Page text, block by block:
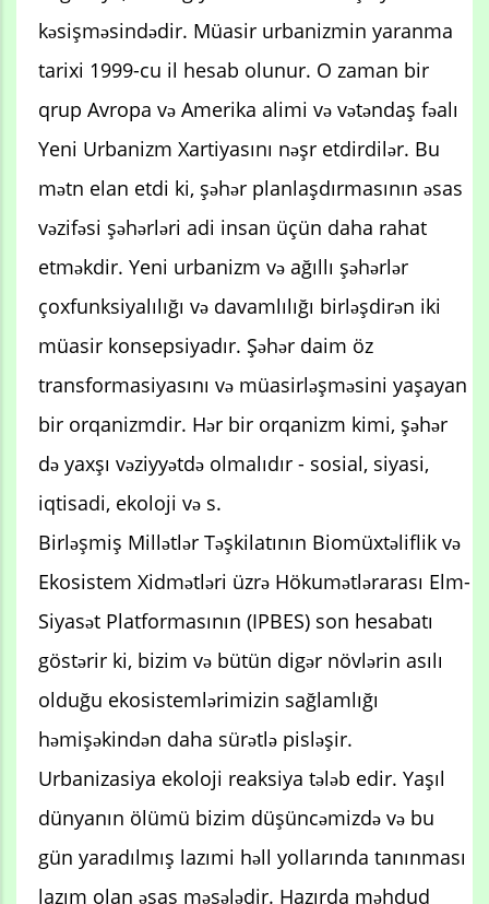
kəsişməsindədir. Müasir urbanizmin yaranma
tarixi 1999-cu il hesab olunur. O zaman bir
qrup Avropa və Amerika alimi və vətəndaş fəalı
Yeni Urbanizm Xartiyasını nəşr etdirdilər. Bu
mətn elan etdi ki, şəhər planlaşdırmasının əsas
vəzifəsi şəhərləri adi insan üçün daha rahat
etməkdir. Yeni urbanizm və ağıllı şəhərlər
çoxfunksiyalılığı və davamlılığı birləşdirən iki
müasir konsepsiyadır. Şəhər daim öz
transformasiyasını və müasirləşməsini yaşayan
bir orqanizmdir. Hər bir orqanizm kimi, şəhər
də yaxşı vəziyyətdə olmalıdır - sosial, siyasi,
iqtisadi, ekoloji və s.
Birləşmiş Millətlər Təşkilatının Biomüxtəliflik və
Ekosistem Xidmətləri üzrə Hökumətlərarası Elm-
Siyasət Platformasının (IPBES) son hesabatı
göstərir ki, bizim və bütün digər növlərin asılı
olduğu ekosistemlərimizin sağlamlığı
həmişəkindən daha sürətlə pisləşir.
Urbanizasiya ekoloji reaksiya tələb edir. Yaşıl
dünyanın ölümü bizim düşüncəmizdə və bu
gün yaradılmış lazımi həll yollarında tanınması
lazım olan əsas məsələdir. Hazırda məhdud